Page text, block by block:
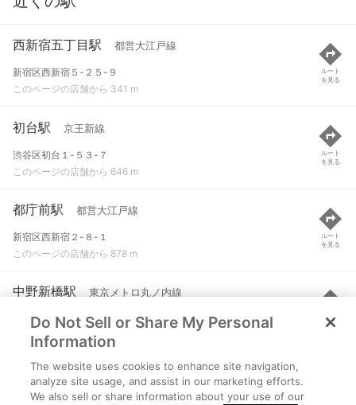
西新宿五丁目駅 都営大江戸線
新宿区西新宿５-２５-９
このページの店舗から 341 m
ルート
を見る
初台駅 京王新線
渋谷区初台１-５３-７
このページの店舗から 646 m
ルート
を見る
都庁前駅 都営大江戸線
新宿区西新宿２-８-１
このページの店舗から 878 m
ルート
を見る
中野新橋駅 東京メトロ丸ノ内線
中野区弥生町２-２６-８
このページの店舗から 1.1 km
ルート
を見る
西新宿駅 東京メトロ丸ノ内線
新宿区西新宿６-７-５１
Do Not Sell or Share My Personal
Information
The website uses cookies to enhance site navigation,
analyze site usage, and assist in our marketing efforts.
We also sell or share information about your use of our